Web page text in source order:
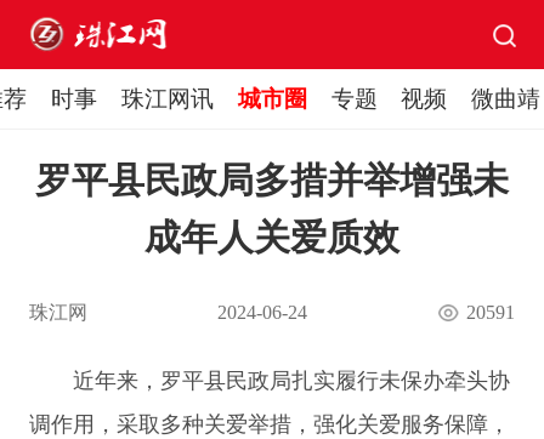
时事 珠江网讯 城市圈 专题 视频 微曲靖
罗平县民政局多措并举增强未
成年人关爱质效
珠江网 2024-06-24 20591
近年来， 罗平县民政局扎实履行未保办牵头协
调作用，采取多种关爱举措，强化关爱服务保障，